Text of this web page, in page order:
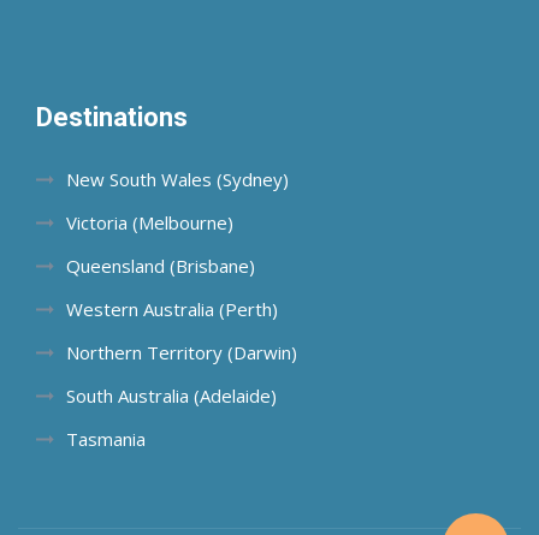
Destinations
New South Wales (Sydney)
Victoria (Melbourne)
Queensland (Brisbane)
Western Australia (Perth)
Northern Territory (Darwin)
South Australia (Adelaide)
Tasmania